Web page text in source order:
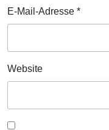
E-Mail-Adresse *
Website